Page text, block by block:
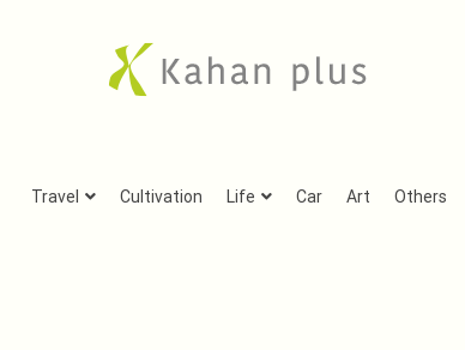
Travel
Cultivation Life Car Art Others